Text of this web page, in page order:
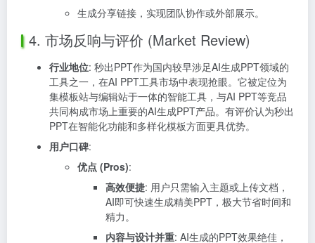
生成分享链接，实现团队协作或外部展示。
4. 市场反响与评价 (Market Review)
行业地位: 秒出PPT作为国内较早涉足AI生成PPT领域的
工具之一，在AI PPT工具市场中表现抢眼。它被定位为
集模板站与编辑站于一体的智能工具，与AI PPT等竞品
共同构成市场上重要的AI生成PPT产品。有评价认为秒出
PPT在智能化功能和多样化模板方面更具优势。
用户口碑:
优点 (Pros):
高效便捷: 用户只需输入主题或上传文档，
AI即可快速生成精美PPT，极大节省时间和
精力。
内容与设计并重: AI生成的PPT效果绝佳，